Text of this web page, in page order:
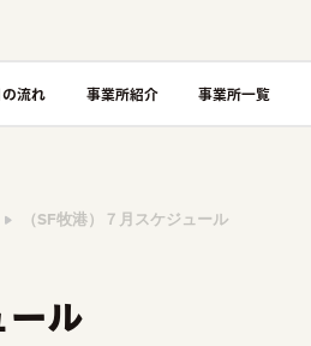
の流れ 事業所紹介 事業所一覧
（SF牧港）７月スケジュール
ール